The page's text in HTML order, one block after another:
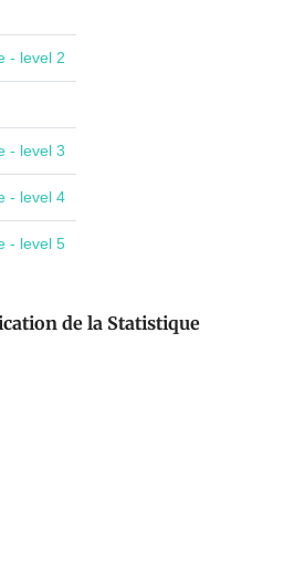
- level 2
- level 3
- level 4
- level 5
de la Statistique